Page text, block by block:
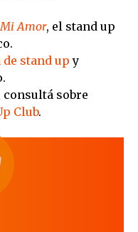
Amor, el stand up
de stand up y
consultá sobre
Club.